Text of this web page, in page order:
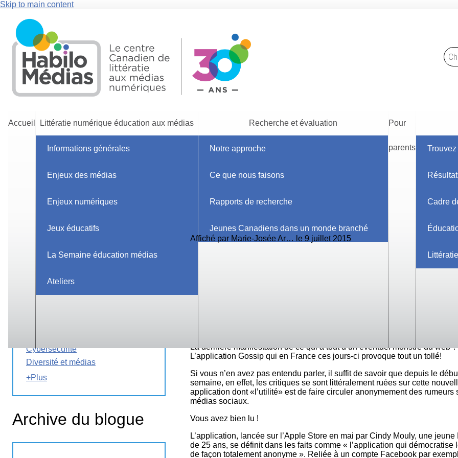
Skip to main content
Accueil Littératie numérique éducation aux médias
Informations générales
Enjeux des médias
Enjeux numériques
Jeux éducatifs
La Semaine éducation médias
Ateliers
Recherche et évaluation
Notre approche
Ce que nous faisons
Rapports de recherche
Jeunes Canadiens dans un monde branché
Pour
parents
Cadre
Les médias sociaux ou la bête aux mille têtes
Les médias sociaux ou la bête aux
Affiché par Marie-Josée Ar… le 9 juillet 2015
Ah Internet ! Tant les adultes que les jeunes, je pense, ont
La dernière manifestation de ce qui a tout d’un éventuel monstre du web ?
L’application Gossip qui en France ces jours-ci provoque tout un tollé!
Si vous n’en avez pas entendu parler, il suffit de savoir que depuis le
semaine, en effet, les critiques se sont littéralement ruées sur cette
application dont «l’utilité» est de faire circuler anonymement des rumeurs
médias sociaux.
Vous avez bien lu !
L’application, lancée sur l’Apple Store en mai par Cindy Mouly, une
de 25 ans, se définit dans les faits comme « l’application qui démocratise
de façon totalement anonyme ». Reliée à un compte Facebook par
Categories
Autochtones
Bandes dessinées
Blogues
Cybersécurité
Diversité et médias
+Plus
Archive du blogue